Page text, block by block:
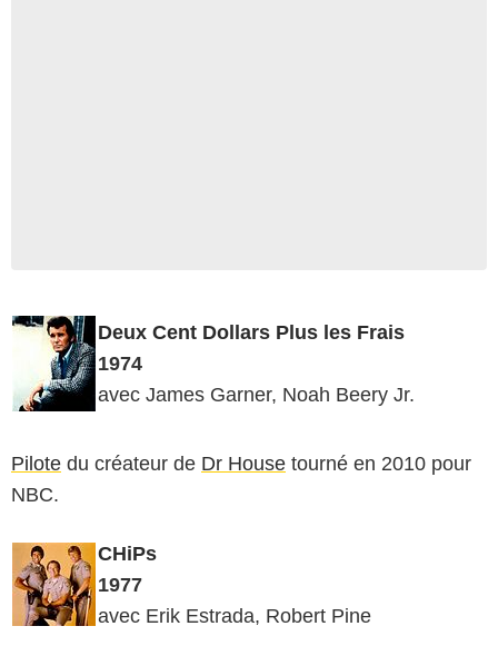
Deux Cent Dollars Plus les Frais
1974
avec James Garner, Noah Beery Jr.
Pilote du créateur de Dr House tourné en 2010 pour
NBC.
CHiPs
1977
avec Erik Estrada, Robert Pine